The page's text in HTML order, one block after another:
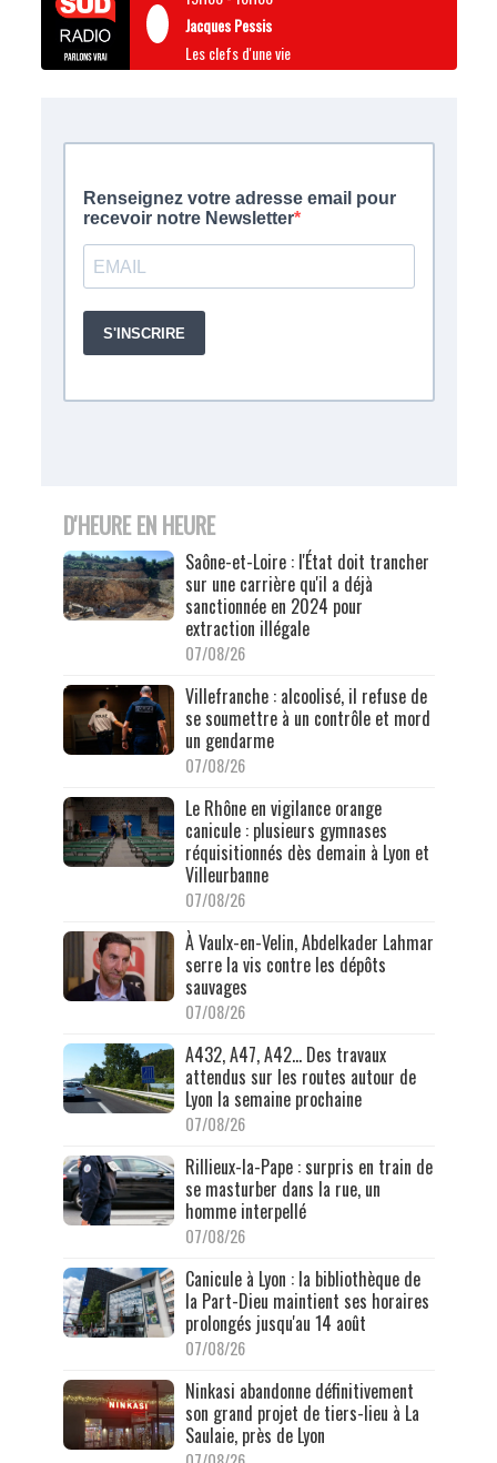
Jacques Pessis
Les clefs d'une vie
D'HEURE EN HEURE
Saône-et-Loire : l'État doit trancher
sur une carrière qu'il a déjà
sanctionnée en 2024 pour
extraction illégale
07/08/26
Villefranche : alcoolisé, il refuse de
se soumettre à un contrôle et mord
un gendarme
07/08/26
Le Rhône en vigilance orange
canicule : plusieurs gymnases
réquisitionnés dès demain à Lyon et
Villeurbanne
07/08/26
À Vaulx-en-Velin, Abdelkader Lahmar
serre la vis contre les dépôts
sauvages
07/08/26
A432, A47, A42… Des travaux
attendus sur les routes autour de
Lyon la semaine prochaine
07/08/26
Rillieux-la-Pape : surpris en train de
se masturber dans la rue, un
homme interpellé
07/08/26
Canicule à Lyon : la bibliothèque de
la Part-Dieu maintient ses horaires
prolongés jusqu'au 14 août
07/08/26
Ninkasi abandonne définitivement
son grand projet de tiers-lieu à La
Saulaie, près de Lyon